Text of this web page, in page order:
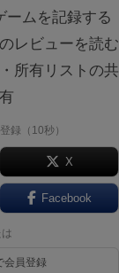
ームを記録する
レビューを読む
所有リストの共
有
録（10秒）
X
Facebook
会員登録
ム